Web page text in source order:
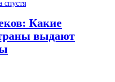
спустя
Какие
выдают